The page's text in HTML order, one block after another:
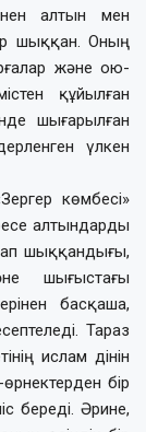
алтын мен
шыққан. Оның
және ою-
құйылған
шығарылған
үлкен
көмбесі»
алтындарды
шыққандығы,
шығыстағы
басқаша,
Тараз
ислам дінін
бір
береді. Әрине,